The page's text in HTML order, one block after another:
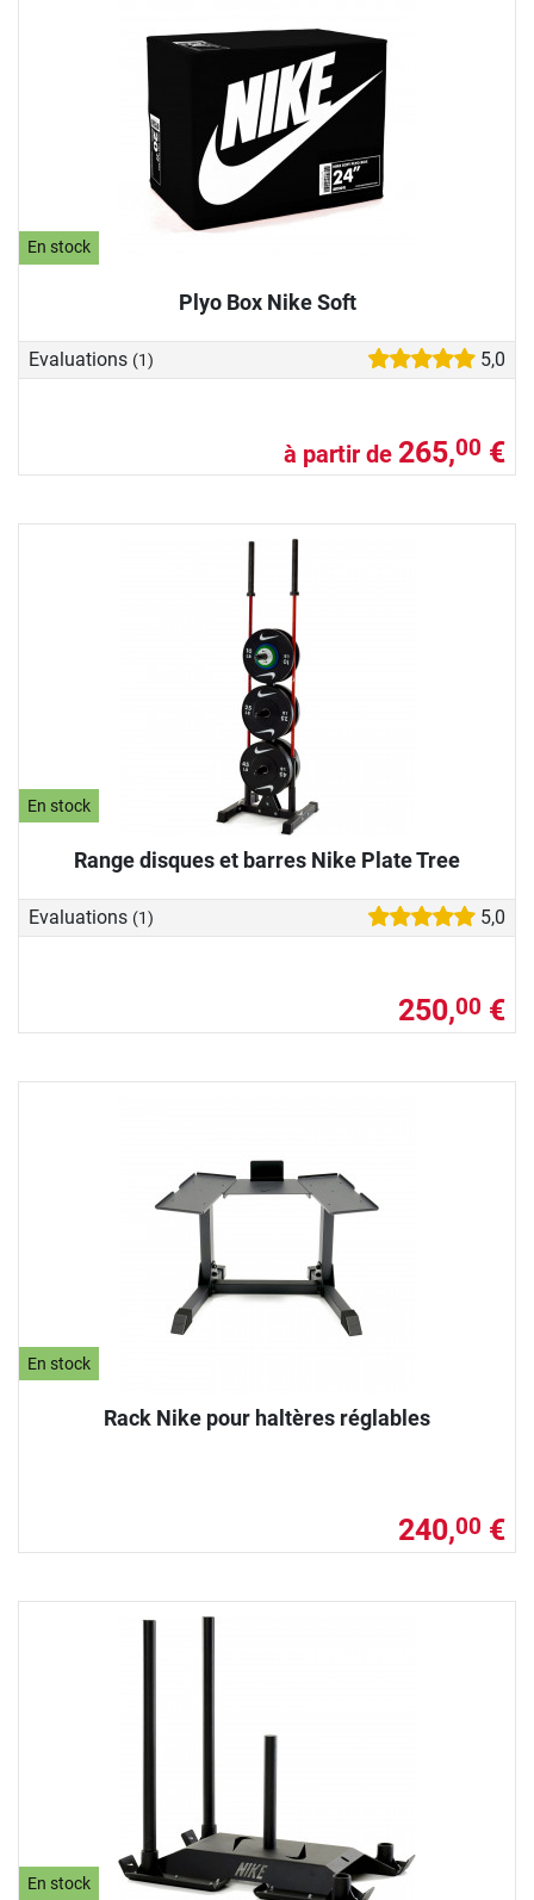
En stock
Plyo Box Nike Soft
Evaluations (1) 5,0
à partir de 265,00 €
En stock
Range disques et barres Nike Plate Tree
Evaluations (1) 5,0
250,00 €
En stock
Rack Nike pour haltères réglables
240,00 €
En stock